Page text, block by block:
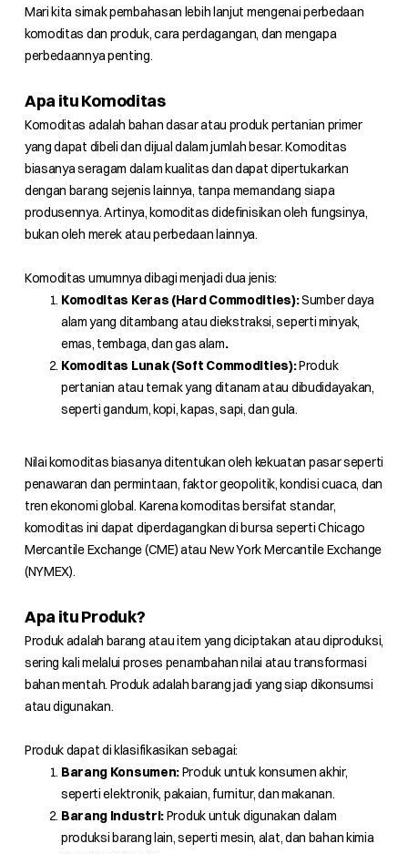
Mari kita simak pembahasan lebih lanjut mengenai perbedaan
komoditas dan produk, cara perdagangan, dan mengapa
perbedaannya penting.
Apa itu Komoditas
Komoditas adalah bahan dasar atau produk pertanian primer
yang dapat dibeli dan dijual dalam jumlah besar. Komoditas
biasanya seragam dalam kualitas dan dapat dipertukarkan
dengan barang sejenis lainnya, tanpa memandang siapa
produsennya. Artinya, komoditas didefinisikan oleh fungsinya,
bukan oleh merek atau perbedaan lainnya.
Komoditas umumnya dibagi menjadi dua jenis:
Komoditas Keras (Hard Commodities):Sumber daya
alam yang ditambang atau diekstraksi, seperti minyak,
emas, tembaga, dan gas alam.
Komoditas Lunak (Soft Commodities):Produk
pertanian atau ternak yang ditanam atau dibudidayakan,
seperti gandum, kopi, kapas, sapi, dan gula.
Nilai komoditas biasanya ditentukan oleh kekuatan pasar seperti
penawaran dan permintaan, faktor geopolitik, kondisi cuaca, dan
tren ekonomi global. Karena komoditas bersifat standar,
komoditas ini dapat diperdagangkan di bursa seperti Chicago
Mercantile Exchange (CME) atau New York Mercantile Exchange
(NYMEX).
Apa itu Produk?
Produk adalah barang atau item yang diciptakan atau diproduksi,
sering kali melalui proses penambahan nilai atau transformasi
bahan mentah. Produk adalah barang jadi yang siap dikonsumsi
atau digunakan.
Produk dapat di klasifikasikan sebagai:
Barang Konsumen:Produk untuk konsumen akhir,
seperti elektronik, pakaian, furnitur, dan makanan.
Barang Industri:Produk untuk digunakan dalam
produksi barang lain, seperti mesin, alat, dan bahan kimia